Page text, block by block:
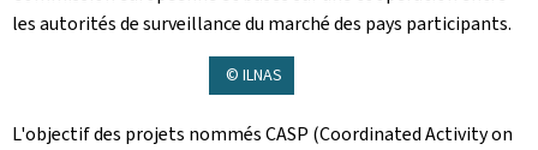
les autorités de surveillance du marché des pays participants.
© ILNAS
L'objectif des projets nommés CASP (Coordinated Activity on